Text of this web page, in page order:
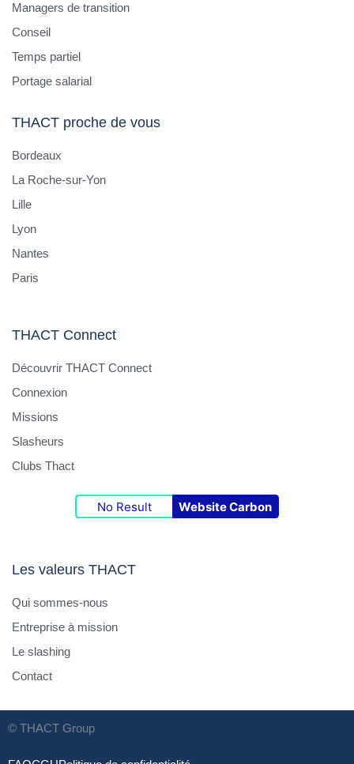
Managers de transition
Conseil
Temps partiel
Portage salarial
THACT proche de vous
Bordeaux
La Roche-sur-Yon
Lille
Lyon
Nantes
Paris
THACT Connect
Découvrir THACT Connect
Connexion
Missions
Slasheurs
Clubs Thact
No Result Website Carbon
Les valeurs THACT
Qui sommes-nous
Entreprise à mission
Le slashing
Contact
© THACT Group